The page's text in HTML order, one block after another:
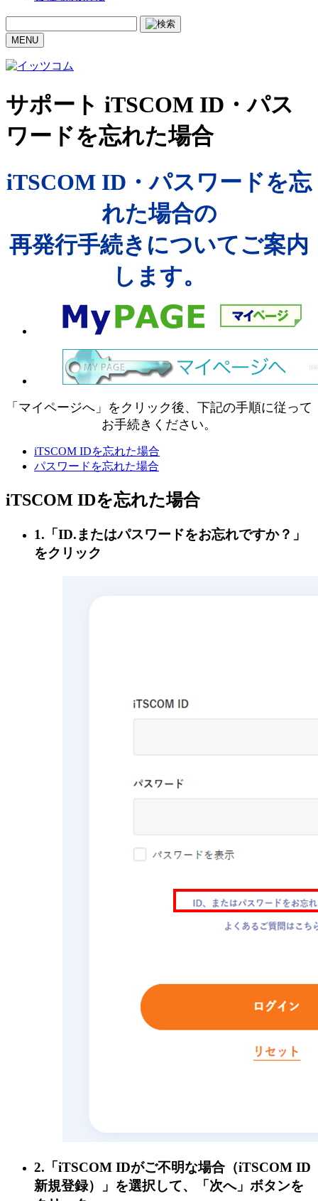
MENU
サポート iTSCOM ID・パス
ワードを忘れた場合
iTSCOM ID・パスワードを忘
れた場合の
再発行手続きについてご案内
します。
「マイページへ」をクリック後、下記の手順に従って
お手続きください。
iTSCOM IDを忘れた場合
パスワードを忘れた場合
iTSCOM IDを忘れた場合
1.「ID.またはパスワードをお忘れですか？」
をクリック
2.「iTSCOM IDがご不明な場合（iTSCOM ID
新規登録）」を選択して、「次へ」ボタンを